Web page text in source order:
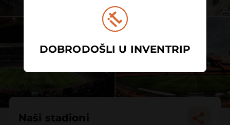
Naši stadioni
DOBRODOŠLI U INVENTRIP